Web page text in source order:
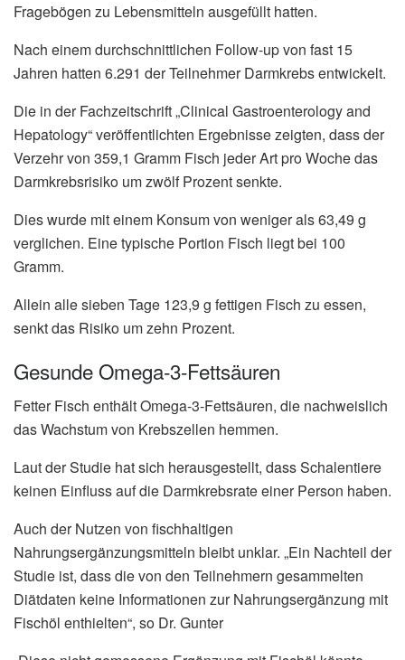
Fragebögen zu Lebensmitteln ausgefüllt hatten.
Nach einem durchschnittlichen Follow-up von fast 15
Jahren hatten 6.291 der Teilnehmer Darmkrebs entwickelt.
Die in der Fachzeitschrift „Clinical Gastroenterology and
Hepatology“ veröffentlichten Ergebnisse zeigten, dass der
Verzehr von 359,1 Gramm Fisch jeder Art pro Woche das
Darmkrebsrisiko um zwölf Prozent senkte.
Dies wurde mit einem Konsum von weniger als 63,49 g
verglichen. Eine typische Portion Fisch liegt bei 100
Gramm.
Allein alle sieben Tage 123,9 g fettigen Fisch zu essen,
senkt das Risiko um zehn Prozent.
Gesunde Omega-3-Fettsäuren
Fetter Fisch enthält Omega-3-Fettsäuren, die nachweislich
das Wachstum von Krebszellen hemmen.
Laut der Studie hat sich herausgestellt, dass Schalentiere
keinen Einfluss auf die Darmkrebsrate einer Person haben.
Auch der Nutzen von fischhaltigen
Nahrungsergänzungsmitteln bleibt unklar. „Ein Nachteil der
Studie ist, dass die von den Teilnehmern gesammelten
Diätdaten keine Informationen zur Nahrungsergänzung mit
Fischöl enthielten“, so Dr. Gunter